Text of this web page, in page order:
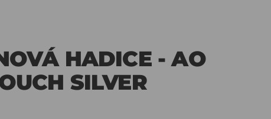
HADICE - AO
SILVER